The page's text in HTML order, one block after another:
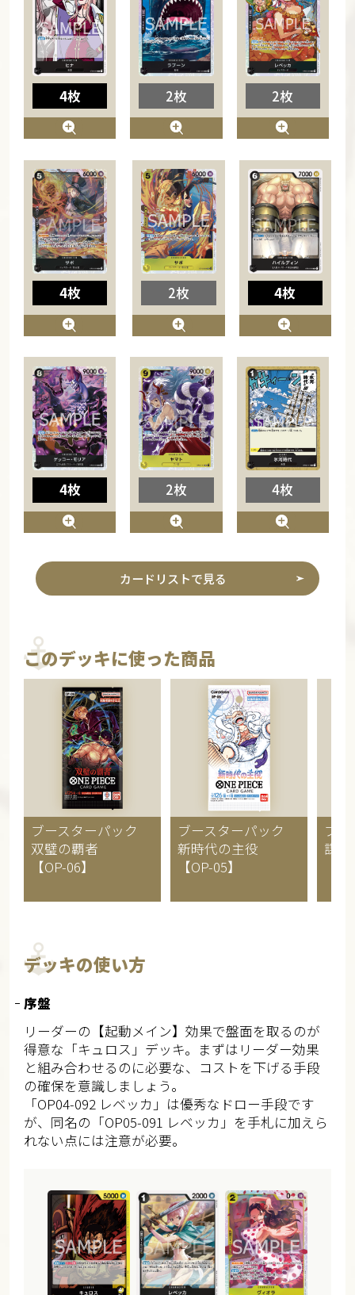
4枚 2枚 2枚
4枚 2枚 4枚
4枚 2枚 4枚
カードリストで見る
このデッキに使った商品
ブースターパック
双璧の覇者
【OP-06】
ブースターパック
新時代の主役
【OP-05】
ブ
謀
デッキの使い方
序盤
リーダーの【起動メイン】効果で盤面を取るのが
得意な「キュロス」デッキ。まずはリーダー効果
と組み合わせるのに必要な、コストを下げる手段
の確保を意識しましょう。
「OP04-092 レベッカ」は優秀なドロー手段です
が、同名の「OP05-091 レベッカ」を手札に加えら
れない点には注意が必要。